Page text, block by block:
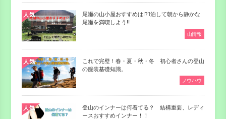
人気
尾瀬の山小屋おすすめは⁉1泊して朝から静かな
尾瀬を満喫しよう‼
山情報
人気
これで完璧！春・夏・秋・冬 初心者さんの登山
の服装基礎知識。
ノウハウ
人気
登山のインナーは何着てる？ 結構重要、レディ
ースおすすめインナー！！